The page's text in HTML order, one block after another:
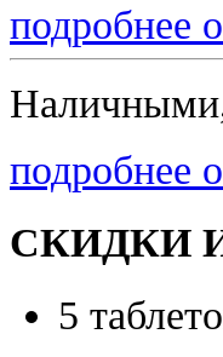
подробнее
подробнее
СКИДКИ
5